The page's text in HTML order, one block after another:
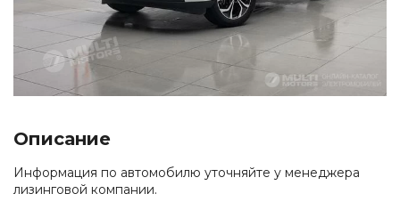
Описание
Информация по автомобилю уточняйте у менеджера
лизинговой компании.